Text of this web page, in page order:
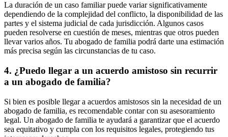
La duración de un caso familiar puede variar significativamente
dependiendo de la complejidad del conflicto, la disponibilidad de las
partes y el sistema judicial de cada jurisdicción. Algunos casos
pueden resolverse en cuestión de meses, mientras que otros pueden
llevar varios años. Tu abogado de familia podrá darte una estimación
más precisa según las circunstancias de tu caso.
4. ¿Puedo llegar a un acuerdo amistoso sin recurrir
a un abogado de familia?
Si bien es posible llegar a acuerdos amistosos sin la necesidad de un
abogado de familia, es recomendable contar con su asesoramiento
legal. Un abogado de familia te ayudará a garantizar que el acuerdo
sea equitativo y cumpla con los requisitos legales, protegiendo tus